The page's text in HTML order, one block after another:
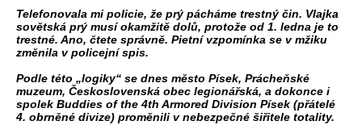
Telefonovala mi policie, že prý pácháme trestný čin. Vlajka
sovětská prý musí okamžitě dolů, protože od 1. ledna je to
trestné. Ano, čtete správně. Pietní vzpomínka se v mžiku
změnila v policejní spis.
Podle této „logiky“ se dnes město Písek, Prácheňské
muzeum, Československá obec legionářská, a dokonce i
spolek Buddies of the 4th Armored Division Písek (přátelé
4. obrněné divize) proměnili v nebezpečné šiřitele totality.